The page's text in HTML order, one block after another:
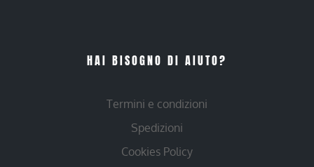
HAI BISOGNO DI AIUTO?
Termini e condizioni
Spedizioni
Cookies Policy